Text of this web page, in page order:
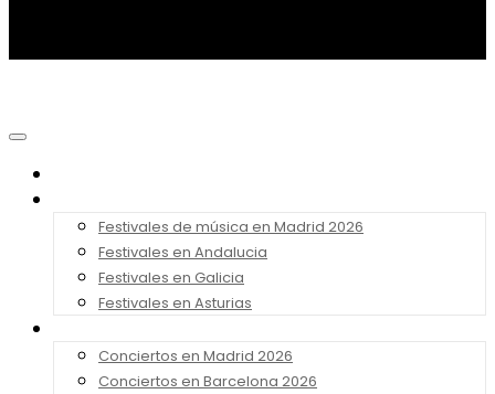
Festivales de música en Madrid 2026
Festivales en Andalucia
Festivales en Galicia
Festivales en Asturias
Conciertos en Madrid 2026
Conciertos en Barcelona 2026